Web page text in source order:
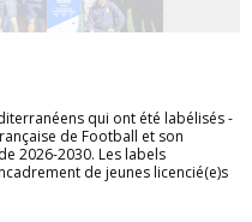
qui ont été labélisés -
de Football et son
2026-2030. Les labels
de jeunes licencié(e)s